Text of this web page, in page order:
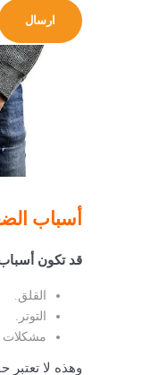
أسباب
قد تكون
القلق.
التوتر.
مشكلات
وهذه لا